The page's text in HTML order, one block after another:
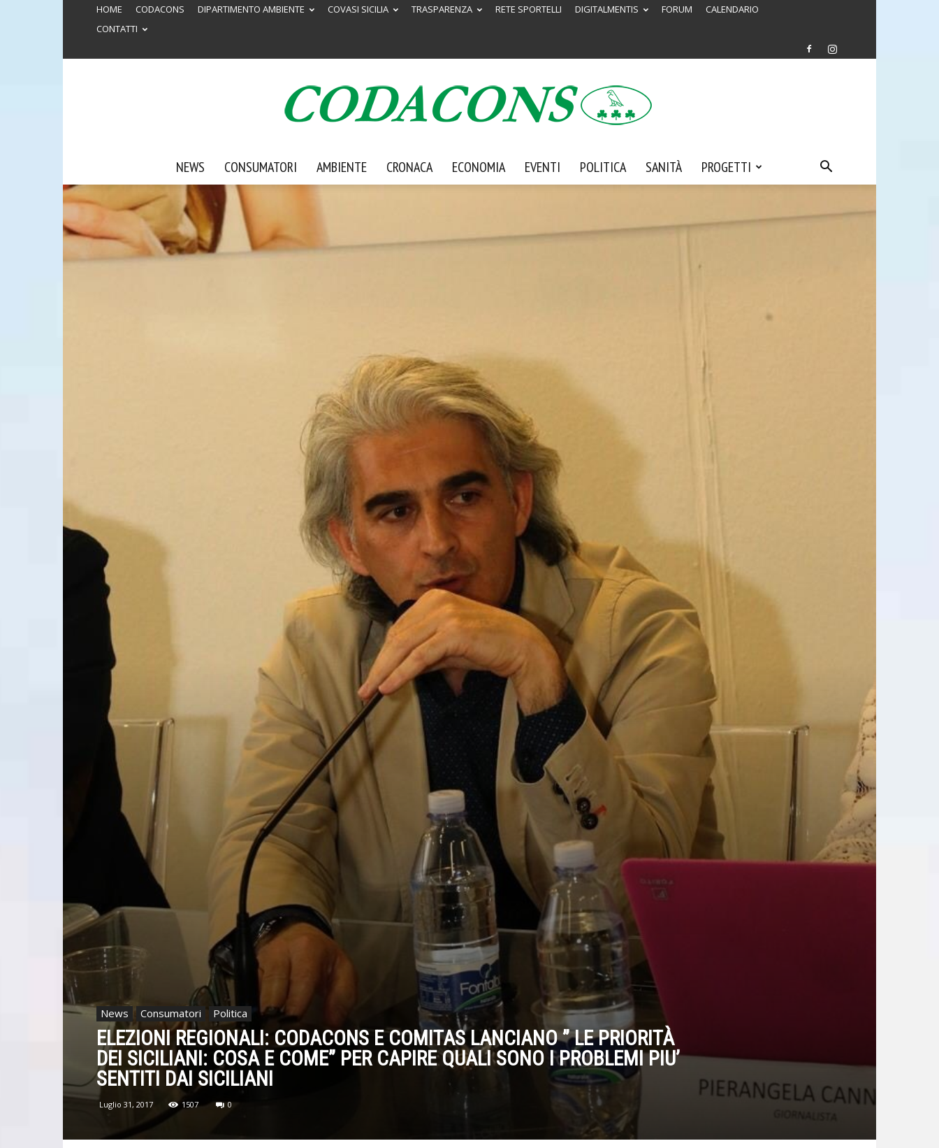
HOME CODACONS DIPARTIMENTO AMBIENTE COVASI SICILIA TRASPARENZA RETE SPORTELLI DIGITALMENTIS FORUM
CALENDARIO
CONTATTI
Codacons
NEWS CONSUMATORI AMBIENTE CRONACA ECONOMIA EVENTI POLITICA SANITÀ PROGETTI
News Consumatori Politica
ELEZIONI REGIONALI: CODACONS E COMITAS LANCIANO ” LE PRIORITÀ
DEI SICILIANI: COSA E COME” PER CAPIRE QUALI SONO I PROBLEMI PIU’
SENTITI DAI SICILIANI
Luglio 31, 2017 1507 0